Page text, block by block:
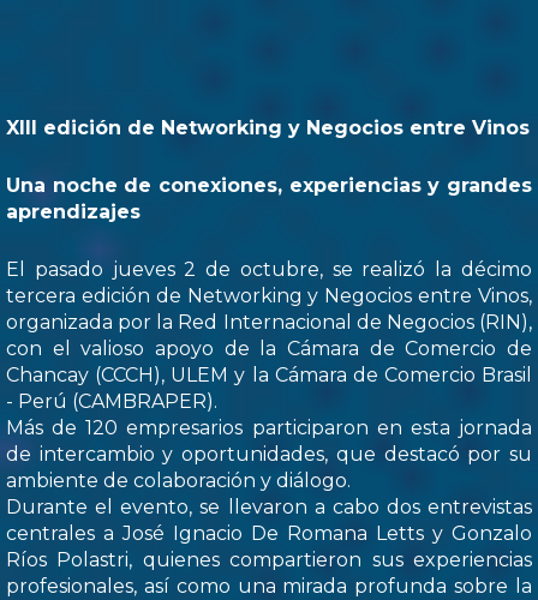
XIII edición de Networking y Negocios entre Vinos
Una noche de conexiones, experiencias y grandes
aprendizajes
El pasado jueves 2 de octubre, se realizó la décimo
tercera edición de Networking y Negocios entre Vinos,
organizada por la Red Internacional de Negocios (RIN),
con el valioso apoyo de la Cámara de Comercio de
Chancay (CCCH), ULEM y la Cámara de Comercio Brasil
- Perú (CAMBRAPER).
Más de 120 empresarios participaron en esta jornada
de intercambio y oportunidades, que destacó por su
ambiente de colaboración y diálogo.
Durante el evento, se llevaron a cabo dos entrevistas
centrales a José Ignacio De Romana Letts y Gonzalo
Ríos Polastri, quienes compartieron sus experiencias
profesionales, así como una mirada profunda sobre la